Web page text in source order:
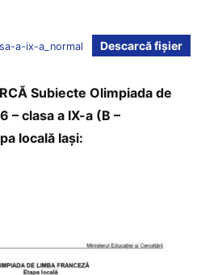
a-ix-a_normal Descarcă fișier
Subiecte Olimpiada de
– clasa a IX-a (B –
locală Iași: